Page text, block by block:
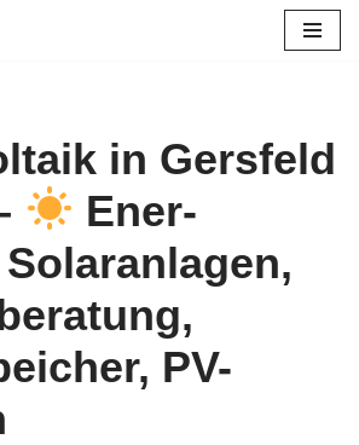
in Gersfeld
Ener-
PV-